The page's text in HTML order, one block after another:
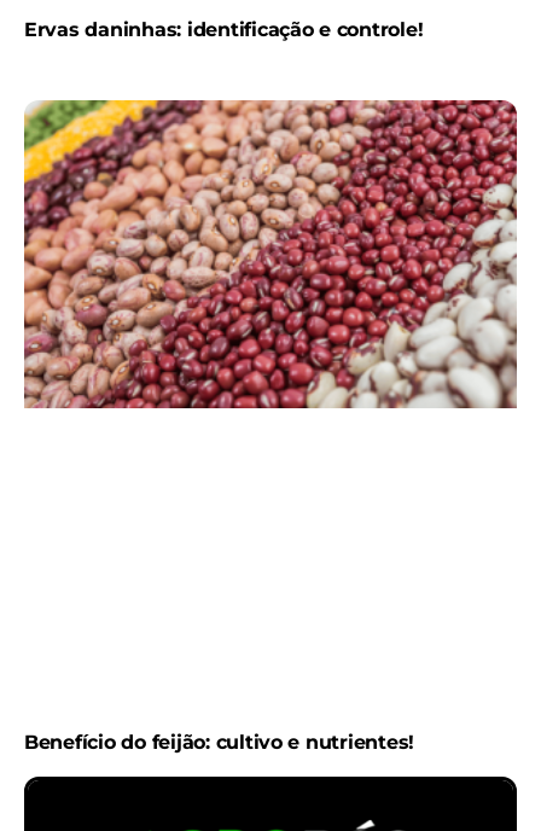
Ervas daninhas: identificação e controle!
Benefício do feijão: cultivo e nutrientes!